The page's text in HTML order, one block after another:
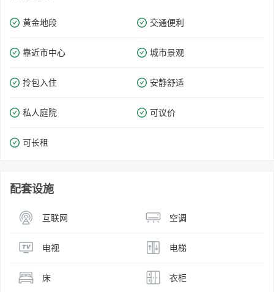
黄金地段 交通便利
靠近市中心 城市景观
拎包入住 安静舒适
私人庭院 可议价
可长租
配套设施
互联网 空调
电视 电梯
床 衣柜